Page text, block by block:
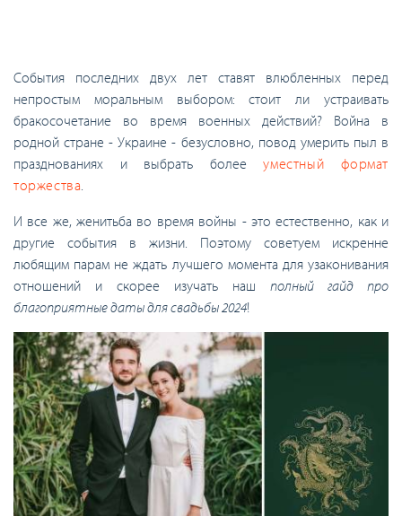
События последних двух лет ставят влюбленных перед
непростым моральным выбором: стоит ли устраивать
бракосочетание во время военных действий? Война в
родной стране - Украине - безусловно, повод умерить пыл в
празднованиях и выбрать болееуместный формат
торжества.
И все же, женитьба во время войны - это естественно, как и
другие события в жизни. Поэтому советуем искренне
любящим парам не ждать лучшего момента для узаконивания
отношений и скорее изучать наш полный гайд про
благоприятные даты для свадьбы 2024!